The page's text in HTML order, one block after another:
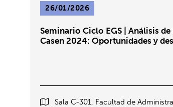
26/01/2026
Seminario Ciclo EGS | Análisis de
Casen 2024: Oportunidades y
Sala C-301, Facultad de